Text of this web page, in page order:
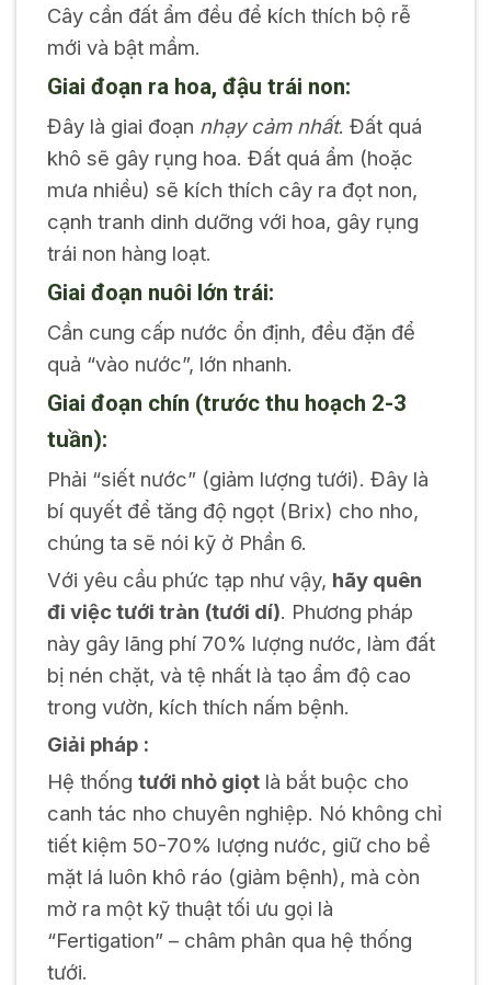
Cây cần đất ẩm đều để kích thích bộ rễ
mới và bật mầm.
Giai đoạn ra hoa, đậu trái non:
Đây là giai đoạn nhạy cảm nhất. Đất quá
khô sẽ gây rụng hoa. Đất quá ẩm (hoặc
mưa nhiều) sẽ kích thích cây ra đọt non,
cạnh tranh dinh dưỡng với hoa, gây rụng
trái non hàng loạt.
Giai đoạn nuôi lớn trái:
Cần cung cấp nước ổn định, đều đặn để
quả “vào nước”, lớn nhanh.
Giai đoạn chín (trước thu hoạch 2-3
tuần):
Phải “siết nước” (giảm lượng tưới). Đây là
bí quyết để tăng độ ngọt (Brix) cho nho,
chúng ta sẽ nói kỹ ở Phần 6.
Với yêu cầu phức tạp như vậy, hãy quên
đi việc tưới tràn (tưới dí). Phương pháp
này gây lãng phí 70% lượng nước, làm đất
bị nén chặt, và tệ nhất là tạo ẩm độ cao
trong vườn, kích thích nấm bệnh.
Giải pháp :
Hệ thống tưới nhỏ giọtlà bắt buộc cho
canh tác nho chuyên nghiệp. Nó không chỉ
tiết kiệm 50-70% lượng nước, giữ cho bề
mặt lá luôn khô ráo (giảm bệnh), mà còn
mở ra một kỹ thuật tối ưu gọi là
“Fertigation” – châm phân qua hệ thống
tưới.